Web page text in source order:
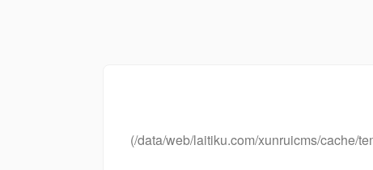
(/data/web/laitiku.com/xunruicms/cache/